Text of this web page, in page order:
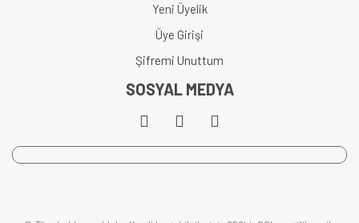
Yeni Üyelik
Üye Girişi
Şifremi Unuttum
SOSYAL MEDYA